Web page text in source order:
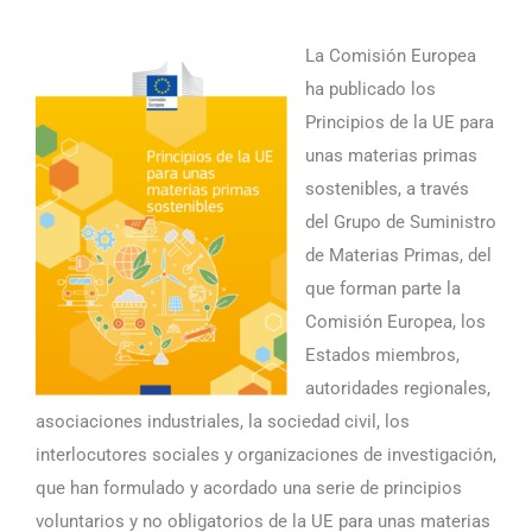
La Comisión Europea
ha publicado los
Principios de la UE para
unas materias primas
sostenibles, a través
del Grupo de Suministro
de Materias Primas, del
que forman parte la
Comisión Europea, los
Estados miembros,
autoridades regionales,
asociaciones industriales, la sociedad civil, los
interlocutores sociales y organizaciones de investigación,
que han formulado y acordado una serie de principios
voluntarios y no obligatorios de la UE para unas materias